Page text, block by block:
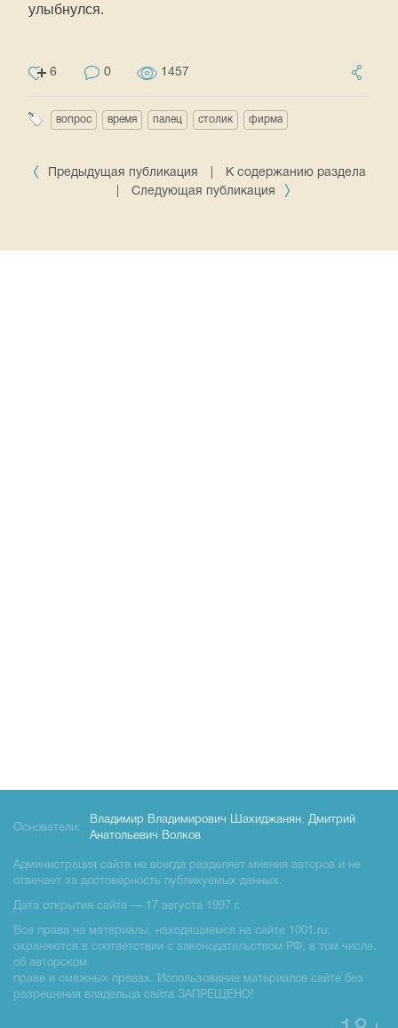
улыбнулся.
6 0 1457
вопрос время палец столик фирма
Предыдущая публикация
К содержанию раздела
Следующая публикация
Основатели:
Владимир Владимирович Шахиджанян, Дмитрий
Анатольевич Волков
Администрация сайта не всегда разделяет мнения авторов и не
отвечает за достоверность публикуемых данных.
Дата открытия сайта — 17 августа 1997 г.
Все права на материалы, находящиемся на сайте 1001.ru,
охраняются в соответствии с законодательством РФ, в том числе,
об авторском
праве и смежных правах. Использование материалов сайте без
разрешения владельца сайта ЗАПРЕЩЕНО!